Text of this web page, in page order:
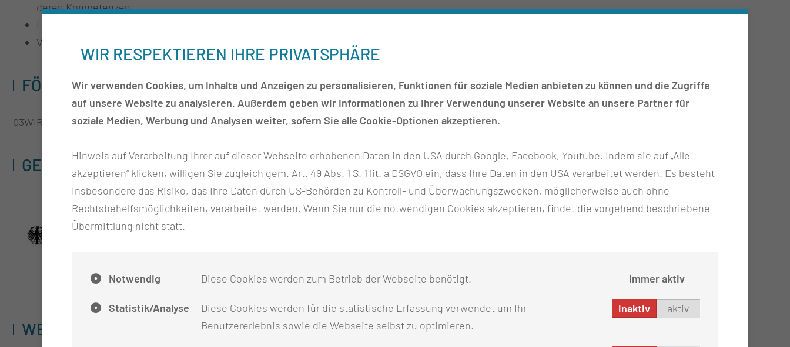
deren Kompetenzen
Fokus liegt auf der Herausarbeitung von Unterstützungs- und Anpassungserfordernissen
Vorhandene Fähigkeiten sollen bewertet und Maßnahmen definiert werden, mit denen gesetzte Qualitätsziele erreicht werden
FÖRDERKENNZEICHEN
03WIR6505B
GEFÖRDERT DURCH
WELCHES VOLUMEN BESITZT DAS PROJEKT?
WIR RESPEKTIEREN IHRE PRIVATSPHÄRE
Wir verwenden Cookies, um Inhalte und Anzeigen zu personalisieren, Funktionen für soziale Medien anbieten zu können und die Zugriffe
auf unsere Website zu analysieren. Außerdem geben wir Informationen zu Ihrer Verwendung unserer Website an unsere Partner für
soziale Medien, Werbung und Analysen weiter, sofern Sie alle Cookie-Optionen akzeptieren.
Hinweis auf Verarbeitung Ihrer auf dieser Webseite erhobenen Daten in den USA durch Google, Facebook, Youtube. Indem sie auf „Alle
akzeptieren“ klicken, willigen Sie zugleich gem. Art. 49 Abs. 1 S. 1 lit. a DSGVO ein, dass Ihre Daten in den USA verarbeitet werden. Es besteht
insbesondere das Risiko, das Ihre Daten durch US-Behörden zu Kontroll- und Überwachungszwecken, möglicherweise auch ohne
Rechtsbehelfsmöglichkeiten, verarbeitet werden. Wenn Sie nur die notwendigen Cookies akzeptieren, findet die vorgehend beschriebene
Übermittlung nicht statt.
Notwendig Diese Cookies werden zum Betrieb der Webseite benötigt. Immer aktiv
Statistik/Analyse
Diese Cookies werden für die statistische Erfassung verwendet um Ihr
Benutzererlebnis sowie die Webseite selbst zu optimieren.
inaktiv aktiv